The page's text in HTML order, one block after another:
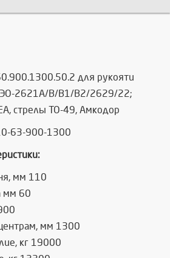
для рукояти
ЭО-2621А/В/В1/В2/2629/22;
стрелы ТО-49, Амкодор
63-900-1300
мм 110
мм 60
мм 1300
кг 19000